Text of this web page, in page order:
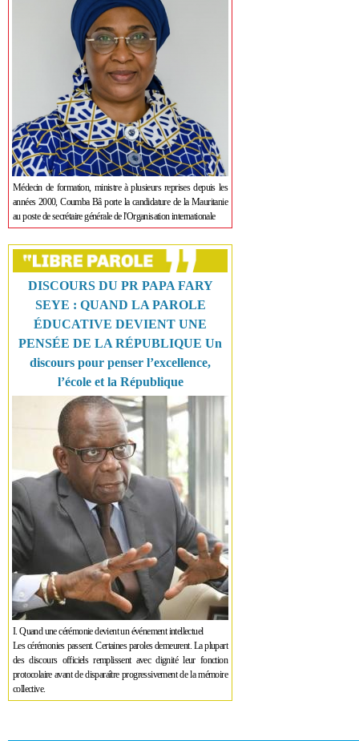
Médecin de formation, ministre à plusieurs reprises depuis les
années 2000, Coumba Bâ porte la candidature de la Mauritanie
au poste de secrétaire générale de l'Organisation internationale
DISCOURS DU PR PAPA FARY
SEYE : QUAND LA PAROLE
ÉDUCATIVE DEVIENT UNE
PENSÉE DE LA RÉPUBLIQUE Un
discours pour penser l’excellence,
l’école et la République
I. Quand une cérémonie devient un événement intellectuel
Les cérémonies passent. Certaines paroles demeurent. La plupart
des discours officiels remplissent avec dignité leur fonction
protocolaire avant de disparaître progressivement de la mémoire
collective.